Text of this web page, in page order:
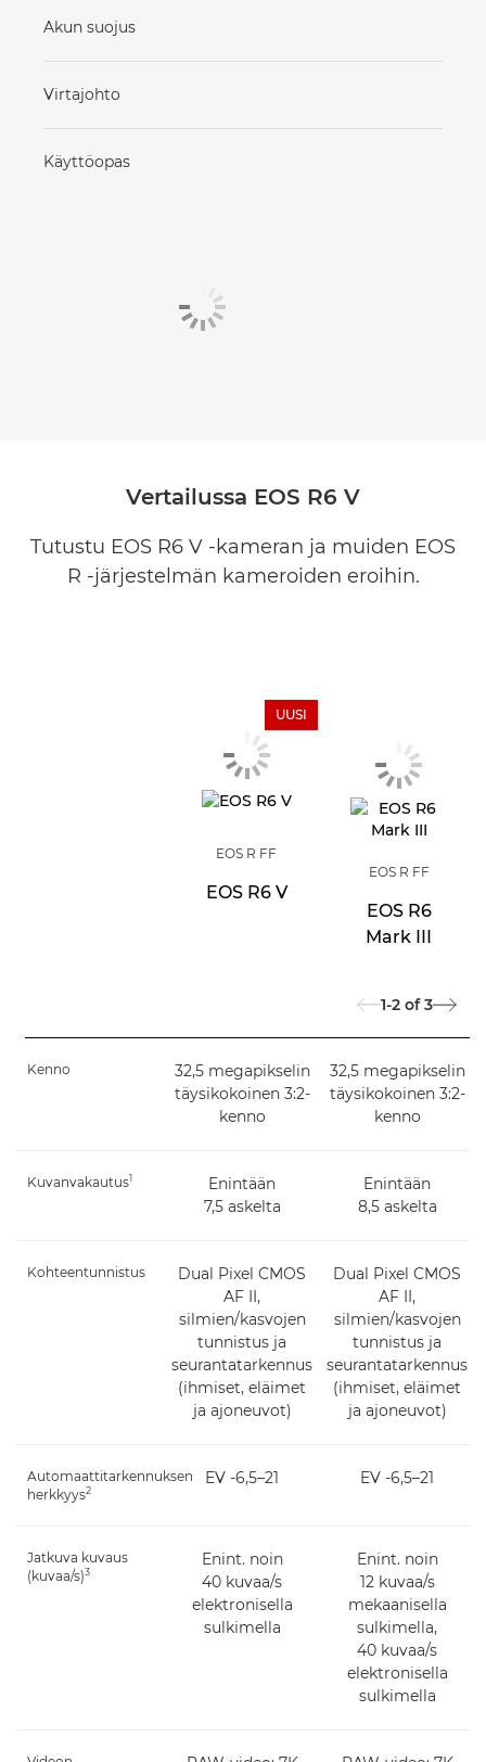
Akun suojus
Virtajohto
Käyttöopas
Vertailussa EOS R6 V
Tutustu EOS R6 V -kameran ja muiden EOS
R -järjestelmän kameroiden eroihin.
UUSI
EOS R FF
EOS R6 V
EOS R FF
EOS R6
Mark III
1-2 of 3
Kenno
32,5 megapikselin
täysikokoinen 3:2-
kenno
32,5 megapikselin
täysikokoinen 3:2-
kenno
Kuvanvakautus1
Enintään
7,5 askelta
Enintään
8,5 askelta
Kohteentunnistus
Dual Pixel CMOS
AF II,
silmien/kasvojen
tunnistus ja
seurantatarkennus
(ihmiset, eläimet
ja ajoneuvot)
Dual Pixel CMOS
AF II,
silmien/kasvojen
tunnistus ja
seurantatarkennus
(ihmiset, eläimet
ja ajoneuvot)
Automaattitarkennuksen
herkkyys2
EV -6,5–21 EV -6,5–21
Jatkuva kuvaus
(kuvaa/s)3
Enint. noin
40 kuvaa/s
elektronisella
sulkimella
Enint. noin
12 kuvaa/s
mekaanisella
sulkimella,
40 kuvaa/s
elektronisella
sulkimella